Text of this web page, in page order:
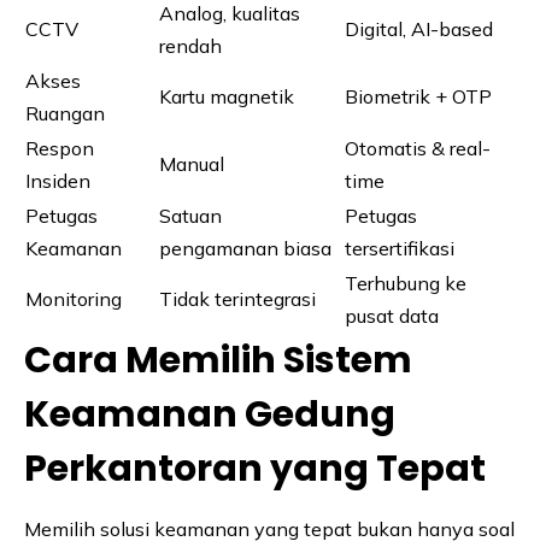
CCTV
Analog, kualitas
rendah
Digital, AI-based
Akses
Ruangan
Kartu magnetik Biometrik + OTP
Respon
Insiden
Manual
Otomatis & real-
time
Petugas
Keamanan
Satuan
pengamanan biasa
Petugas
tersertifikasi
Monitoring Tidak terintegrasi
Terhubung ke
pusat data
Cara Memilih Sistem
Keamanan Gedung
Perkantoran yang Tepat
Memilih solusi keamanan yang tepat bukan hanya soal